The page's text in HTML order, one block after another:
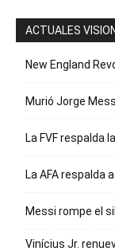
ACTUALES VISION
New England
Murió Jorge
La FVF respalda
La AFA respalda
Messi rompe el
Vinícius Jr.